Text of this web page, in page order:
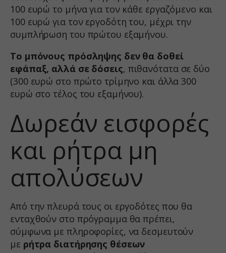
100 ευρώ το μήνα για τον κάθε εργαζόμενο και
100 ευρώ για τον εργοδότη του, μέχρι την
συμπλήρωση του πρώτου εξαμήνου.
Το μπόνους πρόσληψης δεν θα δοθεί
εφάπαξ, αλλά σε δόσεις, πιθανότατα σε δύο
(300 ευρώ στο πρώτο τρίμηνο και άλλα 300
ευρώ στο τέλος του εξαμήνου).
Δωρεάν εισφορές
και ρήτρα μη
απολύσεων
Από την πλευρά τους οι εργοδότες που θα
ενταχθούν στο πρόγραμμα θα πρέπει,
σύμφωνα με πληροφορίες, να δεσμευτούν
με ρήτρα διατήρησης θέσεων